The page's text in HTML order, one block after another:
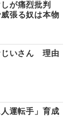
が痛烈批判
威張る奴は本物
じいさん 理由
運転手」育成